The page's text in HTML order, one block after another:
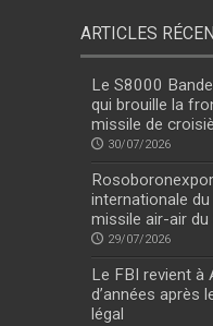
ARTICLES
Le S8000
qui brouille la
missile de
30/07/2026
internationale
missile air-air
29/07/2026
Le FBI revient à
d’années après
légal